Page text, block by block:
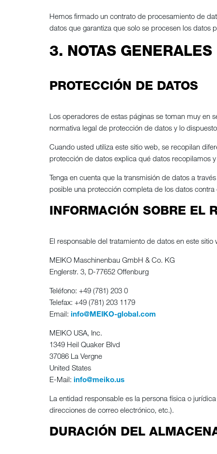
Hemos firmado un contrato de procesamiento de
datos que garantiza que solo se procesen los datos
3. NOTAS
PROTECCIÓN DE DATOS
Los operadores de estas páginas se toman muy en
normativa legal de protección de datos y lo
Cuando usted utiliza este sitio web, se recopilan
protección de datos explica qué datos recopilamos
Tenga en cuenta que la transmisión de datos a
posible una protección completa de los datos
INFORMACIÓN SOBRE EL
El responsable del tratamiento de datos en este sitio
MEIKO Maschinenbau GmbH & Co. KG
Englerstr. 3, D-77652 Offenburg
Teléfono: +49 (781) 203 0
Telefax: +49 (781) 203 1179
Email: info@MEIKO-global.com
MEIKO USA, Inc.
1349 Heil Quaker Blvd
37086 La Vergne
United States
E-Mail: info@meiko.us
La entidad responsable es la persona física o
direcciones de correo electrónico, etc.).
DURACIÓN DEL